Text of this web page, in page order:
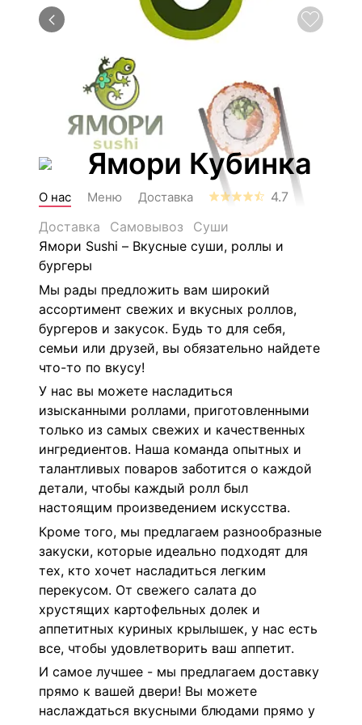
Ямори Кубинка
О нас Меню Доставка
4.7
Доставка
Самовывоз
Суши
Ямори Sushi – Вкусные суши, роллы и
бургеры
Мы рады предложить вам широкий
ассортимент свежих и вкусных роллов,
бургеров и закусок. Будь то для себя,
семьи или друзей, вы обязательно найдете
что-то по вкусу!
У нас вы можете насладиться
изысканными роллами, приготовленными
только из самых свежих и качественных
ингредиентов. Наша команда опытных и
талантливых поваров заботится о каждой
детали, чтобы каждый ролл был
настоящим произведением искусства.
Кроме того, мы предлагаем разнообразные
закуски, которые идеально подходят для
тех, кто хочет насладиться легким
перекусом. От свежего салата до
хрустящих картофельных долек и
аппетитных куриных крылышек, у нас есть
все, чтобы удовлетворить ваш аппетит.
И самое лучшее - мы предлагаем доставку
прямо к вашей двери! Вы можете
наслаждаться вкусными блюдами прямо у